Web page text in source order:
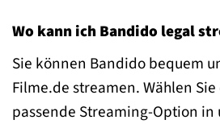
Wo kann ich Bandido legal
Sie können Bandido bequem
Filme.de streamen. Wählen
passende Streaming-Option in